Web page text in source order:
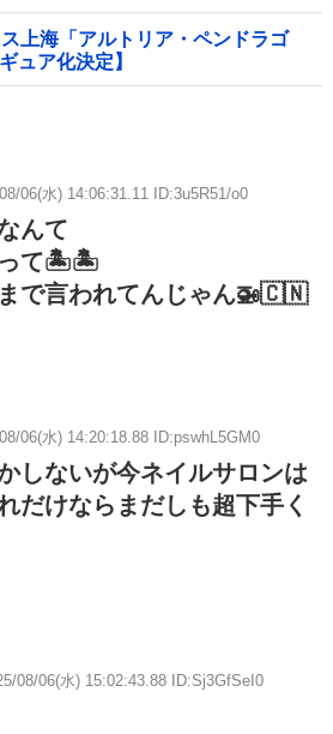
ス上海「アルトリア・ペンドラゴ
ュア化決定】
06(水) 14:06:31.11 ID:3u5R51/o0
んて
って🏝🏝
で言われてんじゃん🚁🇨🇳
06(水) 14:20:18.88 ID:pswhL5GM0
しないが今ネイルサロンは
だけならまだしも超下手く
08/06(水) 15:02:43.88 ID:Sj3GfSeI0